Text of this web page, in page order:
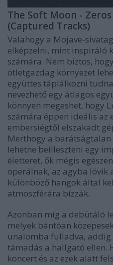
The Soft Moon - Zeros
(Captured Tracks)
Valahogy a Mojave-
elképzelni, mint inspiráló
számára. Nem biztos,
ötletgazdag környezet
együttes táplálkozni
nevezhető egy átlagos
könnyen megeshet, hogy
számára éppen ideális az
embersiégtől elszakadt
Merthogy a barátságtalan
lehetne beilleszteni egy
életteret, ők mégis
operálnak, az agyba lövik
különböző hangok által
atmoszférára bízzák.
Azonban míg a debütáló
melyek bántóan
unalomba fulladva, addig
támadás a hallgató ellen.
koncert és az ezek alatt